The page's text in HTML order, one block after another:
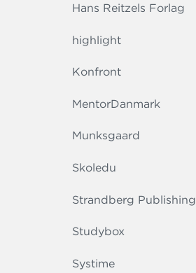
Hans Reitzels Forlag
highlight
Konfront
MentorDanmark
Munksgaard
Skoledu
Strandberg Publishing
Studybox
Systime